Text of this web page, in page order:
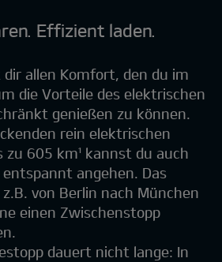
Effizient laden.
dir allen Komfort, den du im
die Vorteile des elektrischen
genießen zu können.
rein elektrischen
zu 605 km¹ kannst du auch
entspannt angehen. Das
von Berlin nach München
einen Zwischenstopp
dauert nicht lange: In